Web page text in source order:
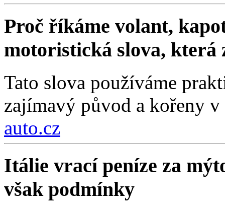
Proč říkáme volant,
motoristická slova, která
Tato slova používáme
zajímavý původ a kořeny
auto.cz
Itálie vrací peníze za
však podmínky